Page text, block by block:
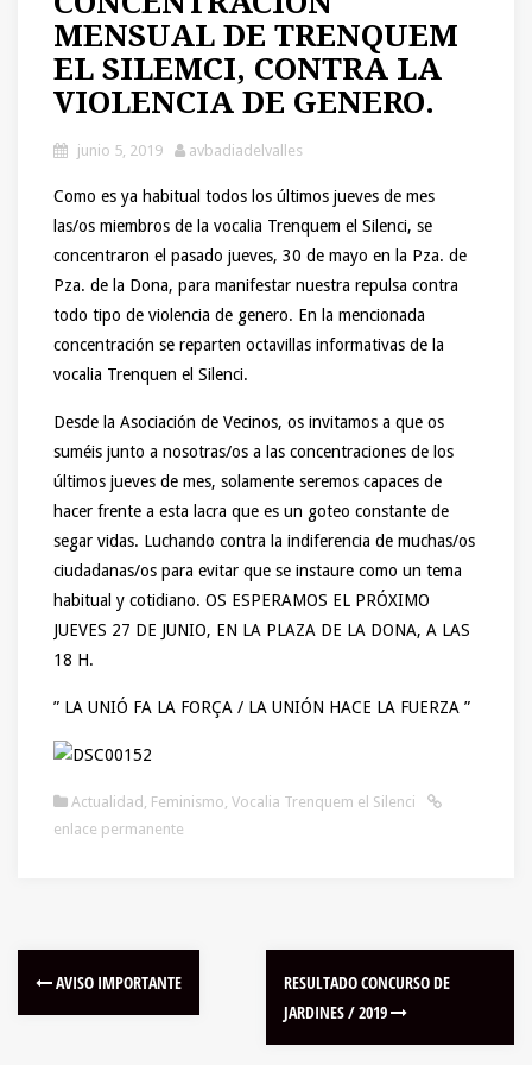
MENSUAL DE TRENQUEM
EL SILEMCI, CONTRA LA
VIOLENCIA DE GENERO.
junio 5, 2019 avbadiadelvalles
Como es ya habitual todos los últimos jueves de mes
las/os miembros de la vocalia Trenquem el Silenci, se
concentraron el pasado jueves, 30 de mayo en la Pza. de
Pza. de la Dona, para manifestar nuestra repulsa contra
todo tipo de violencia de genero. En la mencionada
concentración se reparten octavillas informativas de la
vocalia Trenquen el Silenci.
Desde la Asociación de Vecinos, os invitamos a que os
suméis junto a nosotras/os a las concentraciones de los
últimos jueves de mes, solamente seremos capaces de
hacer frente a esta lacra que es un goteo constante de
segar vidas. Luchando contra la indiferencia de muchas/os
ciudadanas/os para evitar que se instaure como un tema
habitual y cotidiano. OS ESPERAMOS EL PRÓXIMO
JUEVES 27 DE JUNIO, EN LA PLAZA DE LA DONA, A LAS
18 H.
” LA UNIÓ FA LA FORÇA / LA UNIÓN HACE LA FUERZA ”
Actualidad Feminismo Vocalia Trenquem el Silenci
enlace permanente
AVISO IMPORTANTE
RESULTADO CONCURSO DE
JARDINES / 2019